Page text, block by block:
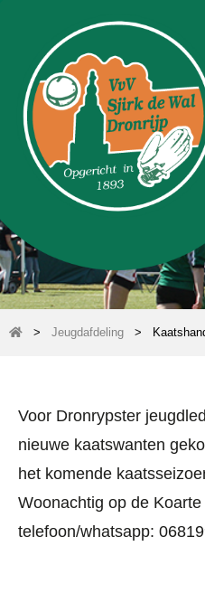
> Jeugdafdeling >
Voor Dronrypster
nieuwe kaatswanten
het komende
Woonachtig op de
telefoon/whatsapp: